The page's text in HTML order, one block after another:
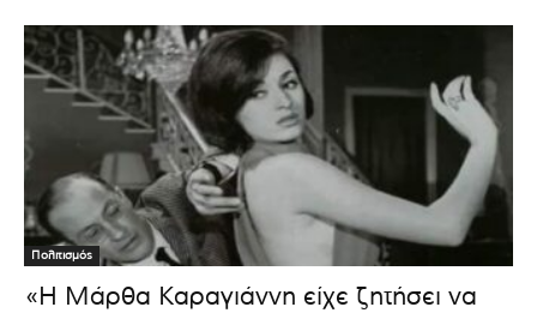
Πολιτισμός
«Η Μάρθα Καραγιάννη είχε ζητήσει να